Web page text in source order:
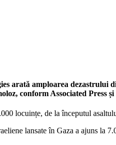
arată amploarea dezastrului
conform Associated Press
locuințe, de la începutul
lansate în Gaza a ajuns la